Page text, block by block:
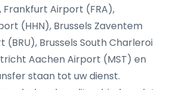
Frankfurt Airport (FRA),
(HHN), Brussels Zaventem
Brussels South Charleroi
Aachen Airport (MST) en
staan tot uw dienst.